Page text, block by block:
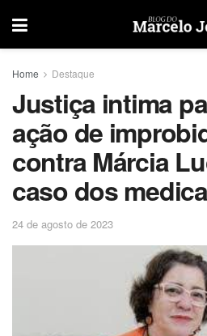
Home Destaque
Justiça intima
ação de
contra Márcia
caso dos
24 de agosto de 2023